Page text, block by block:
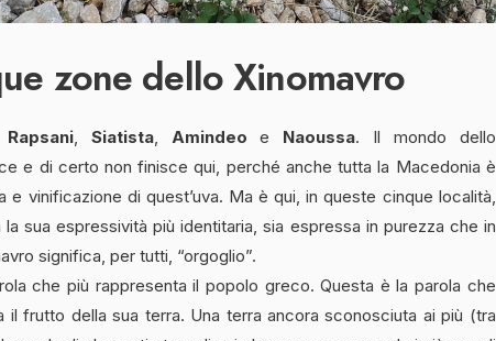
zone dello Xinomavro
Rapsani, Siatista, Amindeo e Naoussa. Il mondo dello
e di certo non finisce qui, perché anche tutta la Macedonia è
e vinificazione di quest’uva. Ma è qui, in queste cinque località,
sua espressività più identitaria, sia espressa in purezza che in
significa, per tutti, “orgoglio”.
che più rappresenta il popolo greco. Questa è la parola che
il frutto della sua terra. Una terra ancora sconosciuta ai più (tra